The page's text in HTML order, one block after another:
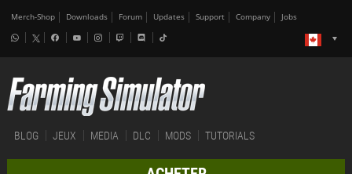
Merch-Shop Downloads Forum Updates Support Company Jobs
BLOG JEUX MEDIA DLC MODS TUTORIALS